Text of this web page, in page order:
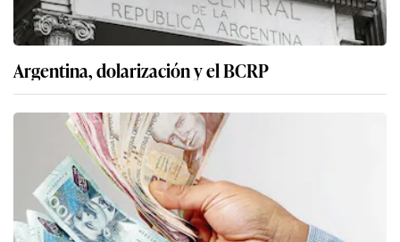
Argentina, dolarización y el BCRP